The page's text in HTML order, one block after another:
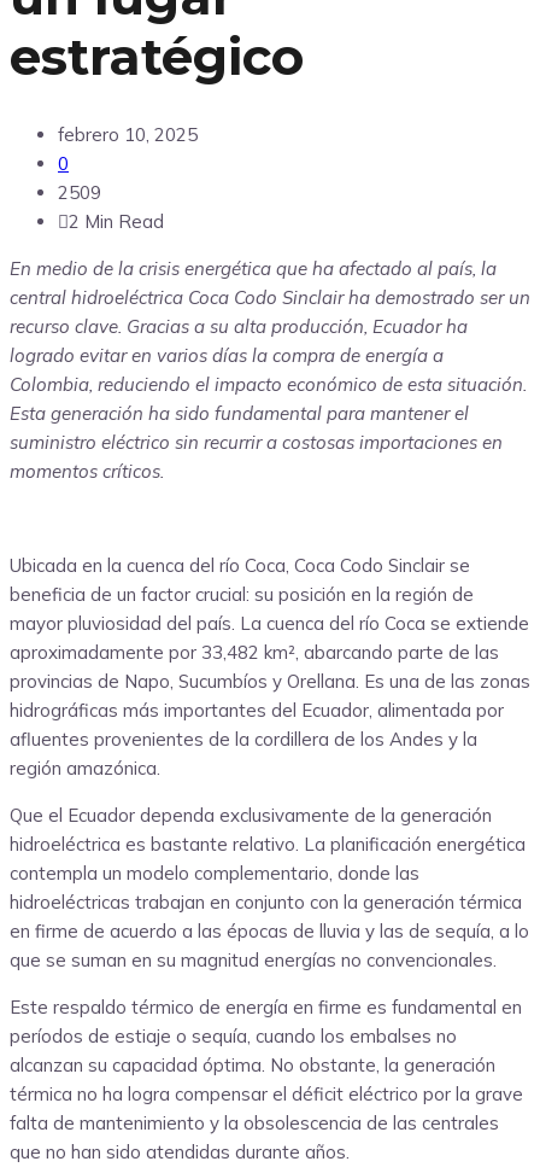
estratégico
febrero 10, 2025
0
2509
2 Min Read
En medio de la crisis energética que ha afectado al país, la
central hidroeléctrica Coca Codo Sinclair ha demostrado ser un
recurso clave. Gracias a su alta producción, Ecuador ha
logrado evitar en varios días la compra de energía a
Colombia, reduciendo el impacto económico de esta situación.
Esta generación ha sido fundamental para mantener el
suministro eléctrico sin recurrir a costosas importaciones en
momentos críticos.
Ubicada en la cuenca del río Coca, Coca Codo Sinclair se
beneficia de un factor crucial: su posición en la región de
mayor pluviosidad del país. La cuenca del río Coca se extiende
aproximadamente por 33,482 km², abarcando parte de las
provincias de Napo, Sucumbíos y Orellana. Es una de las zonas
hidrográficas más importantes del Ecuador, alimentada por
afluentes provenientes de la cordillera de los Andes y la
región amazónica.
Que el Ecuador dependa exclusivamente de la generación
hidroeléctrica es bastante relativo. La planificación energética
contempla un modelo complementario, donde las
hidroeléctricas trabajan en conjunto con la generación térmica
en firme de acuerdo a las épocas de lluvia y las de sequía, a lo
que se suman en su magnitud energías no convencionales.
Este respaldo térmico de energía en firme es fundamental en
períodos de estiaje o sequía, cuando los embalses no
alcanzan su capacidad óptima. No obstante, la generación
térmica no ha logra compensar el déficit eléctrico por la grave
falta de mantenimiento y la obsolescencia de las centrales
que no han sido atendidas durante años.